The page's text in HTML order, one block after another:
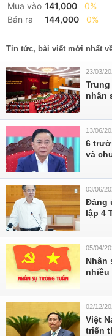
Mua vào 141,000
0%
Bán ra
144,000 0%
Tin tức, bài viết mới nhất
23/03/
nhân
13/06/
6
và
03/06/
Đảng
lập 4
05/04/
Nhân
nhiều
02/12/
Việt
triển